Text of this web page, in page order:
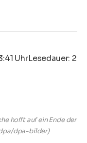
UhrLesedauer: 2
hofft auf ein Ende der
dpa-bilder)